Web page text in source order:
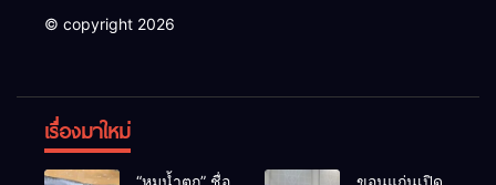
© copyright 2026
เรื่องมาใหม่
“หมูน้ำตก” ชื่อ ขอนแก่นเปิด